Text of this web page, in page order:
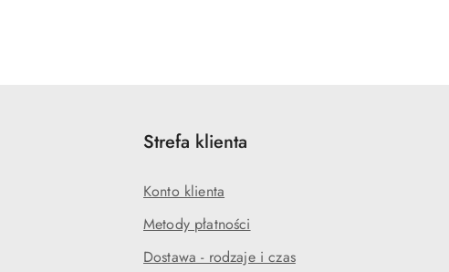
Strefa klienta
Konto klienta
Metody płatności
Dostawa - rodzaje i czas